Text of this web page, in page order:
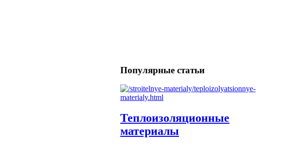
Популярные статьи
Теплоизоляционные
материалы